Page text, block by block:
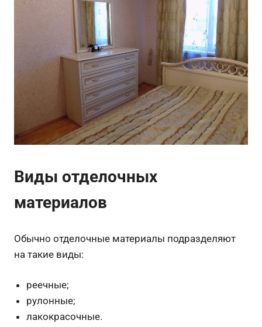
Виды отделочных
материалов
Обычно отделочные материалы подразделяют
на такие виды:
реечные;
рулонные;
лакокрасочные.